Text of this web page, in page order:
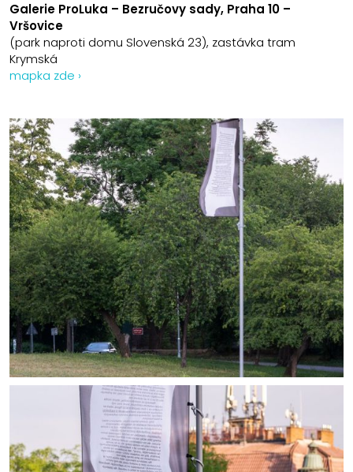
Galerie ProLuka – Bezručovy sady, Praha 10 –
Vršovice
(park naproti domu Slovenská 23), zastávka tram
Krymská
mapka zde ›